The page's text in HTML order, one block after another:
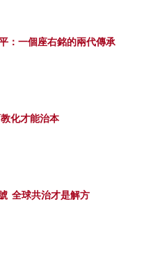
：一個座右銘的兩代傳承
化才能治本
全球共治才是解方